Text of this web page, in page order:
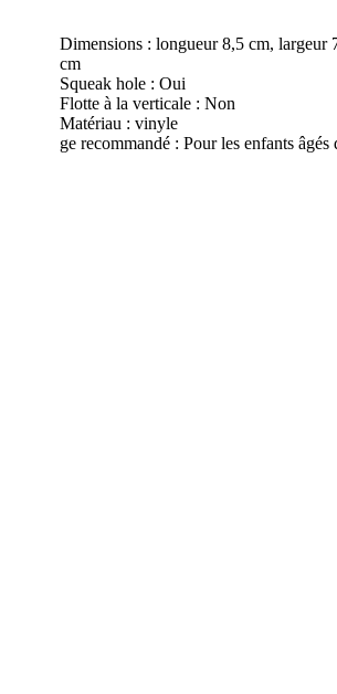
Dimensions : longueur 8,5 cm, largeur
cm
Squeak hole : Oui
Flotte à la verticale : Non
Matériau : vinyle
ge recommandé : Pour les enfants